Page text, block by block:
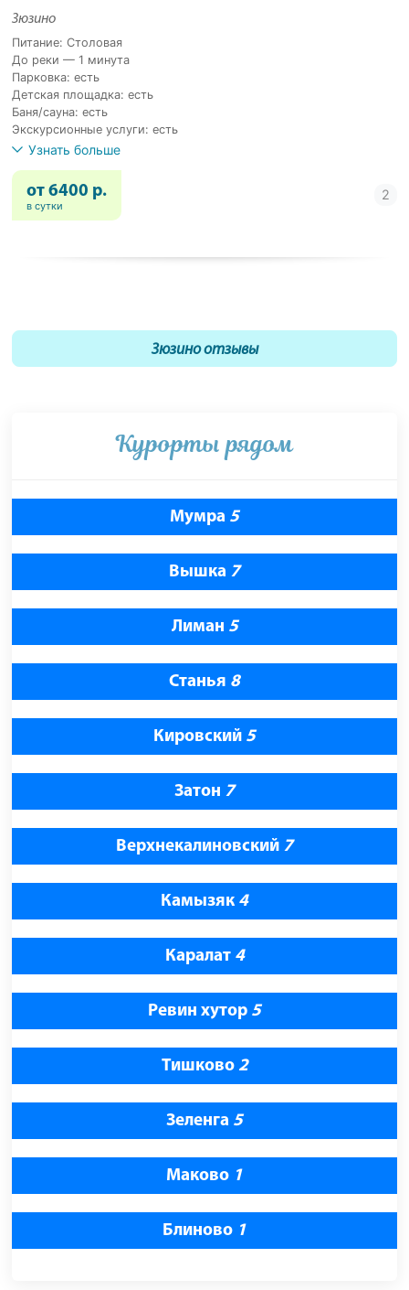
Зюзино
Питание: Столовая
До реки — 1 минута
Парковка: есть
Детская площадка: есть
Баня/сауна: есть
Экскурсионные услуги: есть
Узнать больше
от 6400 р.
в сутки
Зюзино отзывы
Курорты рядом
Мумра 5
Вышка 7
Лиман 5
Станья 8
Кировский 5
Затон 7
Верхнекалиновский 7
Камызяк 4
Каралат 4
Ревин хутор 5
Тишково 2
Зеленга 5
Маково 1
Блиново 1